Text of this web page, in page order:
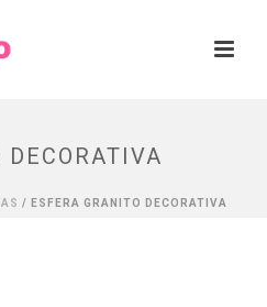
/ ESFERA GRANITO DECORATIVA